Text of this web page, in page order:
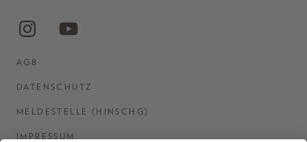
AGB
DATENSCHUTZ
MELDESTELLE (HINSCHG)
IMPRESSUM